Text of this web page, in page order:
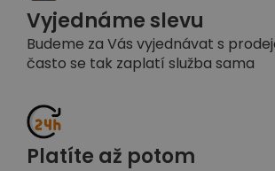
Vyjednáme slevu
Budeme za Vás vyjednávat s
často se tak zaplatí služba sama
Platíte až potom